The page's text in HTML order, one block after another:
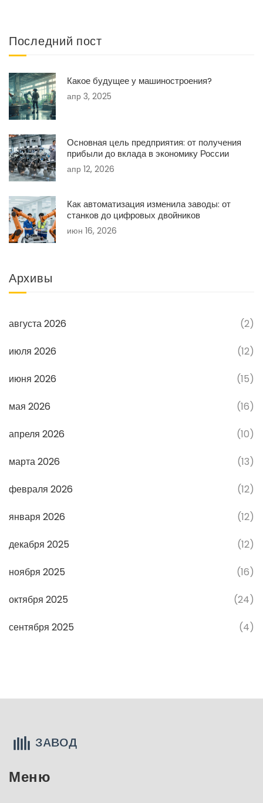
Последний пост
Какое будущее у машиностроения?
апр 3, 2025
Основная цель предприятия: от получения
прибыли до вклада в экономику России
апр 12, 2026
Как автоматизация изменила заводы: от
станков до цифровых двойников
июн 16, 2026
Архивы
августа 2026 (2)
июля 2026 (12)
июня 2026 (15)
мая 2026 (16)
апреля 2026 (10)
марта 2026 (13)
февраля 2026 (12)
января 2026 (12)
декабря 2025 (12)
ноября 2025 (16)
октября 2025 (24)
сентября 2025 (4)
Меню